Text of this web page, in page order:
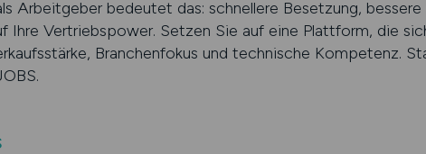
Arbeitgeber bedeutet das: schnellere Besetzung,
Ihre Vertriebspower. Setzen Sie auf eine Plattform, die
Branchenfokus und technische Kompetenz.